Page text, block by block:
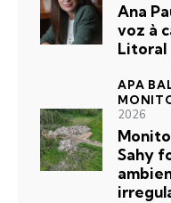
Ana
voz à
Litoral
APA
2026
Sahy